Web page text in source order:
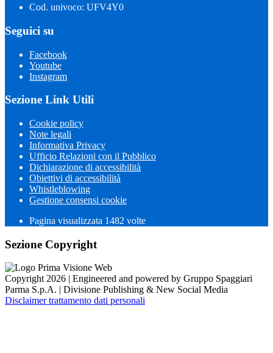
Cod. univoco: UFV4Y0
Seguici su
Facebook
Youtube
Instagram
Sezione Link Utili
Cookie policy
Note legali
Informativa Privacy
Ufficio Relazioni con il Pubblico
Dichiarazione di accessibilità
Obiettivi di accessibilità
Whistleblowing
Gestione consensi cookie
Pagina visualizzata 1482 volte
Sezione Copyright
Copyright 2026 | Engineered and powered by Gruppo Spaggiari
Parma S.p.A. | Divisione Publishing & New Social Media
Disclaimer trattamento dati personali